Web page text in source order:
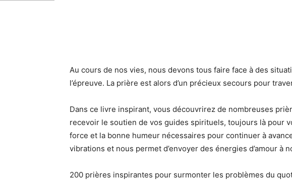
Au cours de nos vies, nous devons tous faire face à des
l’épreuve. La prière est alors d’un précieux secours pour
Dans ce livre inspirant, vous découvrirez de nombreuses
recevoir le soutien de vos guides spirituels, toujours là pour
force et la bonne humeur nécessaires pour continuer à
vibrations et nous permet d’envoyer des énergies d’amour
200 prières inspirantes pour surmonter les problèmes du